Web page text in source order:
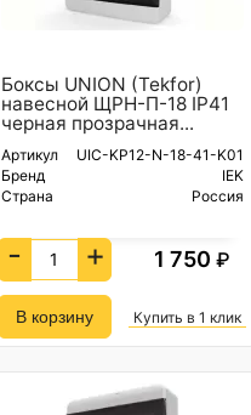
Боксы UNION (Tekfor)
навесной ЩРН-П-18 IP41
черная прозрачная...
Артикул
UIC-KP12-N-18-41-K01
Бренд
IEK
Страна
Россия
- + 1 750 ₽
Купить в 1 клик